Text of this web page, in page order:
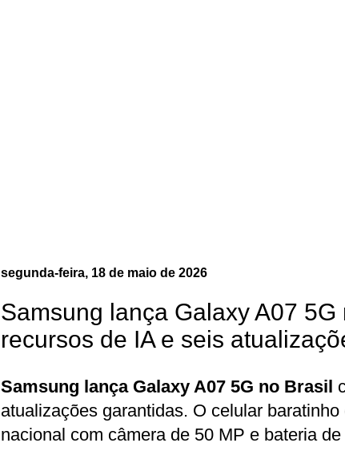
segunda-feira, 18 de maio de 2026
Samsung lança Galaxy A07 5G
recursos de IA e seis
Samsung lança Galaxy A07 5G no Brasil
atualizações garantidas. O celular
nacional com câmera de 50 MP e bateria